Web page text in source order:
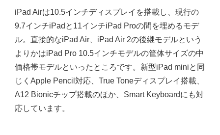
iPad Airは10.5インチディスプレイを搭載し、現行の
9.7インチiPadと11インチiPad Proの間を埋めるモデ
ル。直接的なiPad Air、iPad Air 2の後継モデルという
よりかはiPad Pro 10.5インチモデルの筐体サイズの中
価格帯モデルといったところです。新型iPad miniと同
じくApple Pencil対応、True Toneディスプレイ搭載、
A12 Bionicチップ搭載のほか、Smart Keyboardにも対
応しています。